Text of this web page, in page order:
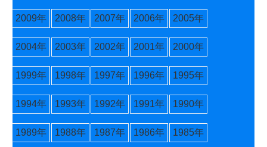
2009年 2008年 2007年 2006年 2005年
2004年 2003年 2002年 2001年 2000年
1999年 1998年 1997年 1996年 1995年
1994年 1993年 1992年 1991年 1990年
1989年 1988年 1987年 1986年 1985年